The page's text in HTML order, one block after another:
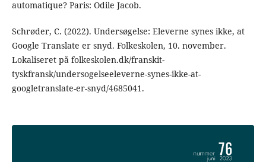
automatique? Paris: Odile Jacob.
Schrøder, C. (2022). Undersøgelse: Eleverne synes ikke, at
Google Translate er snyd. Folkeskolen, 10. november.
Lokaliseret på folkeskolen.dk/franskit-
tyskfransk/undersogelseeleverne-synes-ikke-at-
googletranslate-er-snyd/4685041.